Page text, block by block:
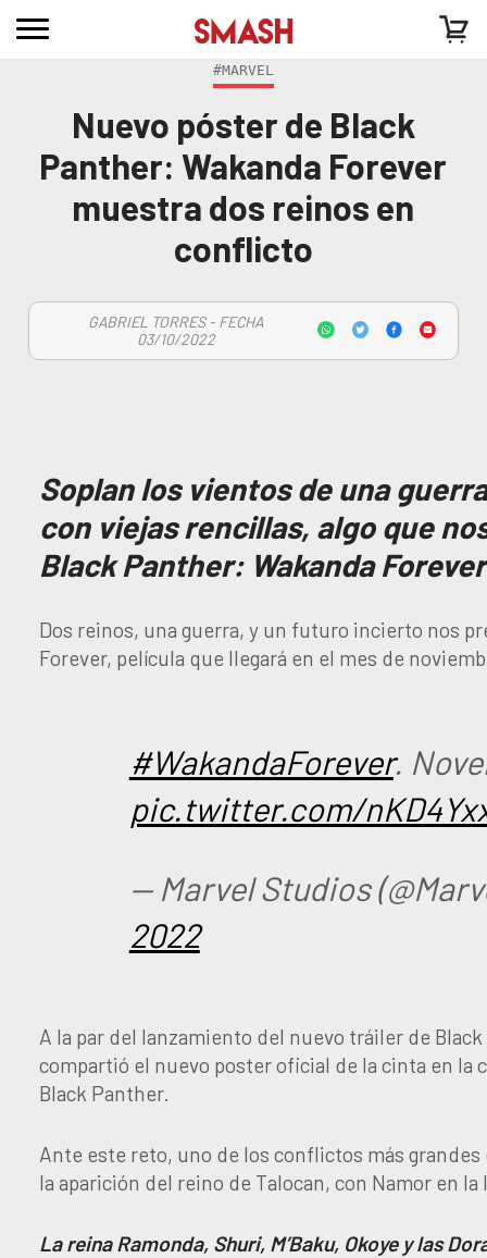
#MARVEL
Nuevo póster de Black
Panther: Wakanda Forever
muestra dos reinos en
conflicto
GABRIEL TORRES - FECHA
03/10/2022
Soplan los vientos de una
con viejas rencillas, algo que
Black Panther: Wakanda Forever
Dos reinos, una guerra, y un futuro incierto nos
Forever, película que llegará en el mes de
#WakandaForever.
pic.twitter.com/
— Marvel Studios
2022
A la par del lanzamiento del nuevo tráiler de
compartió el nuevo poster oficial de la cinta en la
Black Panther.
Ante este reto, uno de los conflictos más
la aparición del reino de Talocan, con Namor en la
La reina Ramonda, Shuri, M’Baku, Okoye y las